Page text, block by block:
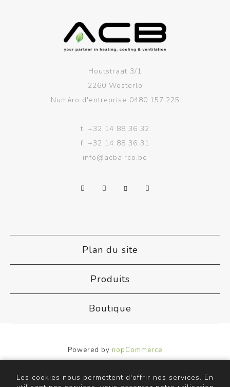
Houtstraat 3/1
2260 Westerlo
Numéro d'entreprise 0480.157.225
t. +32 14 88 36 32
f. +32 14 88 36 31
info@acbairco.be
Plan du site
Produits
Boutique
Powered by nopCommerce
Designed byNop-Templates.com
Copyright © 2026 ACB Airco. Tous droits réservés.
Les cookies nous permettent d'offrir nos services. En